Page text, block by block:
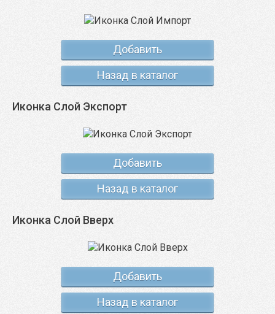
Добавить
Назад в каталог
Иконка Слой Экспорт
Добавить
Назад в каталог
Иконка Слой Вверх
Добавить
Назад в каталог